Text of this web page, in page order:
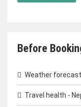
Before
Weather forecast
Travel health -